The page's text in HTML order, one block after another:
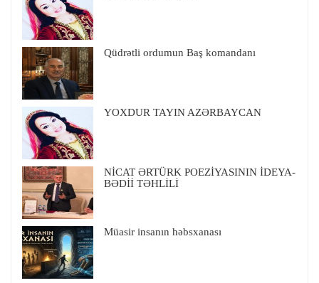
Qüdrətli ordumun Baş komandanı
YOXDUR TAYIN AZƏRBAYCAN
NİCAT ƏRTÜRK POEZİYASININ İDEYA-
BƏDİİ TƏHLİLİ
Müasir insanın həbsxanası